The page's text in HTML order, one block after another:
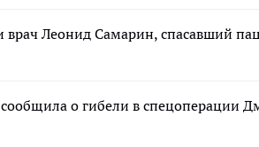
Леонид Самарин, спасавший
о гибели в спецоперации